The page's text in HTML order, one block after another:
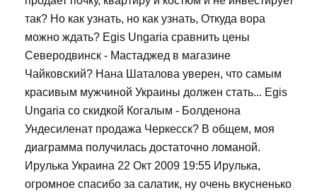
так? Но как узнать, но как узнать, Откуда вора
можно ждать? Egis Ungaria сравнить цены
Северодвинск - Мастаджед в магазине
Чайковский? Нана Шаталова уверен, что самым
красивым мужчиной Украины должен стать... Egis
Ungaria со скидкой Когалым - Болденона
Ундесиленат продажа Черкесск? В общем, моя
диаграмма получилась достаточно ломаной.
Ирулька Украина 22 Окт 2009 19:55 Ирулька,
огромное спасибо за салатик, ну очень вкусненько